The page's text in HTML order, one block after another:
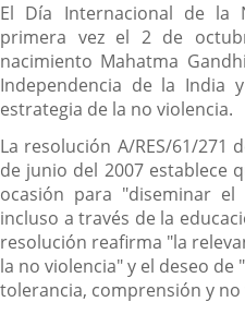
El Día Internacional de la
primera vez el 2 de
nacimiento Mahatma
Independencia de la India
estrategia de la no violencia.
La resolución A/RES/61/271
de junio del 2007 establece
ocasión para "diseminar
incluso a través de la
resolución reafirma "la
la no violencia" y el deseo
tolerancia, comprensión y no